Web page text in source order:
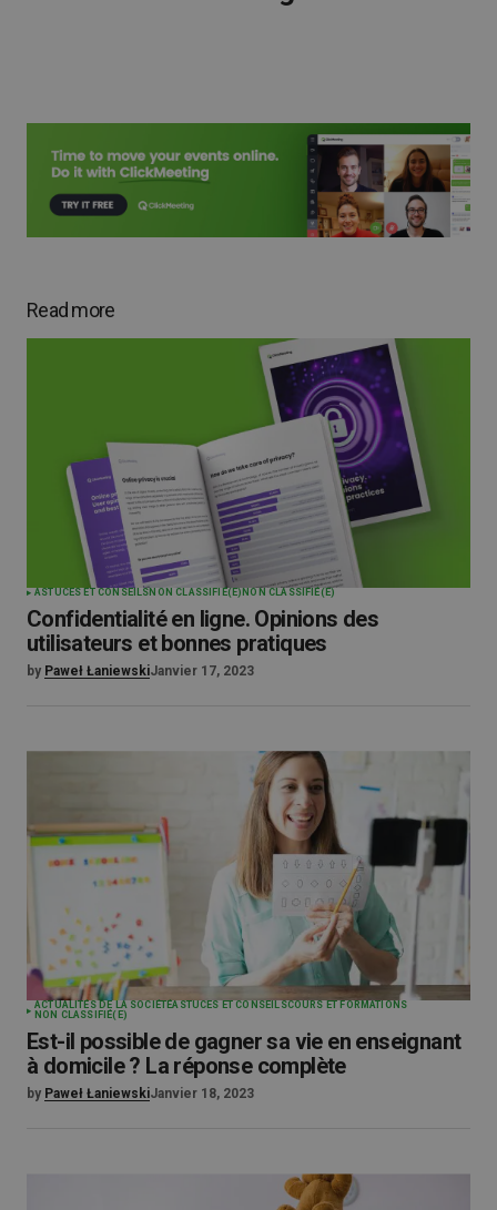
Read more
ASTUCES ET CONSEILS NON CLASSIFIÉ(E) NON CLASSIFIÉ(E)
Confidentialité en ligne. Opinions des
utilisateurs et bonnes pratiques
by Paweł ŁaniewskiJanvier 17, 2023
ACTUALITÉS DE LA SOCIÉTÉASTUCES ET CONSEILSCOURS ET FORMATIONS
NON CLASSIFIÉ(E)
Est-il possible de gagner sa vie en enseignant
à domicile ? La réponse complète
by Paweł ŁaniewskiJanvier 18, 2023